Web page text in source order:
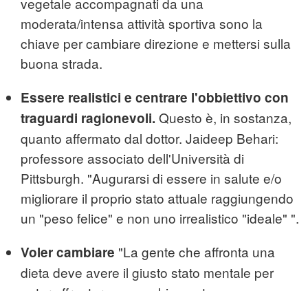
moderata/intensa attività sportiva sono la
chiave per cambiare direzione e mettersi sulla
buona strada.
Essere realistici e centrare l'obbiettivo con
traguardi ragionevoli. Questo è, in sostanza,
quanto affermato dal dottor. Jaideep Behari:
professore associato dell'Università di
Pittsburgh. "Augurarsi di essere in salute e/o
migliorare il proprio stato attuale raggiungendo
un "peso felice" e non uno irrealistico "ideale" ".
Voler cambiare "La gente che affronta una
dieta deve avere il giusto stato mentale per